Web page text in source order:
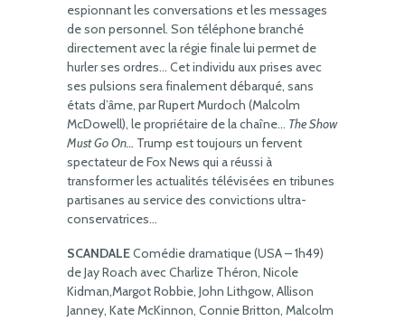
espionnant les conversations et les messages
de son personnel. Son téléphone branché
directement avec la régie finale lui permet de
hurler ses ordres… Cet individu aux prises avec
ses pulsions sera finalement débarqué, sans
états d’âme, par Rupert Murdoch (Malcolm
McDowell), le propriétaire de la chaîne… The Show
Must Go On… Trump est toujours un fervent
spectateur de Fox News qui a réussi à
transformer les actualités télévisées en tribunes
partisanes au service des convictions ultra-
conservatrices…
SCANDALEComédie dramatique (USA – 1h49)
de Jay Roach avec Charlize Théron, Nicole
Kidman,Margot Robbie, John Lithgow, Allison
Janney, Kate McKinnon, Connie Britton, Malcolm